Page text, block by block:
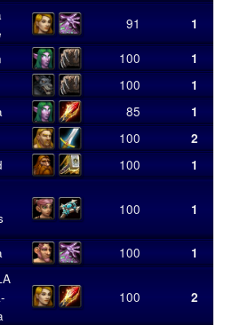
91 1
100 1
100 1
85 1
100 2
100 1
100 1
100 1
100 2